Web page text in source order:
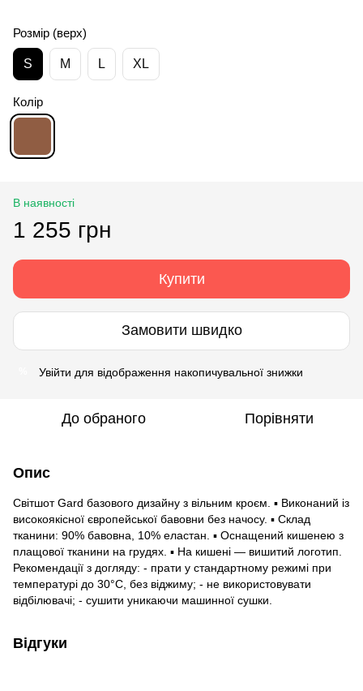
Розмір (верх)
S M L XL
Колір
В наявності
1 255 грн
Купити
Замовити швидко
Увійти для відображення накопичувальної знижки
До обраного Порівняти
Опис
Світшот Gard базового дизайну з вільним кроєм. ▪ Виконаний із
високоякісної європейської бавовни без начосу. ▪ Склад
тканини: 90% бавовна, 10% еластан. ▪ Оснащений кишенею з
плащової тканини на грудях. ▪ На кишені — вишитий логотип.
Рекомендації з догляду: - прати у стандартному режимі при
температурі до 30°C, без віджиму; - не використовувати
відбілювачі; - сушити уникаючи машинної сушки.
Відгуки